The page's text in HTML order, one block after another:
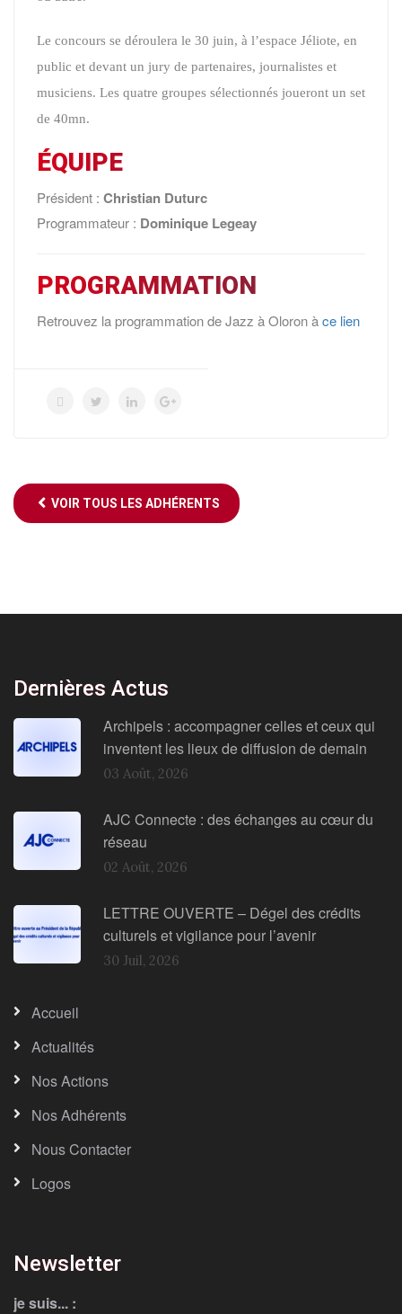
Le concours se déroulera le 30 juin, à l’espace Jéliote, en
public et devant un jury de partenaires, journalistes et
musiciens. Les quatre groupes sélectionnés joueront un set
de 40mn.
ÉQUIPE
Président : Christian Duturc
Programmateur : Dominique Legeay
PROGRAMMATION
Retrouvez la programmation de Jazz à Oloron àce lien
VOIR TOUS LES ADHÉRENTS
Dernières Actus
Archipels : accompagner celles et ceux qui
inventent les lieux de diffusion de demain
03 Août, 2026
AJC Connecte : des échanges au cœur du
réseau
02 Août, 2026
LETTRE OUVERTE – Dégel des crédits
culturels et vigilance pour l’avenir
30 Juil, 2026
Accueil
Actualités
Nos Actions
Nos Adhérents
Nous Contacter
Logos
Newsletter
je suis... :